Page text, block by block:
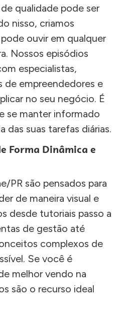
qualidade pode ser
nisso, criamos
ouvir em qualquer
Nossos episódios
especialistas,
de empreendedores e
no seu negócio. É
se manter informado
das suas tarefas diárias.
Forma Dinâmica e
PR são pensados para
de maneira visual e
desde tutoriais passo a
de gestão até
complexos de
Se você é
melhor vendo na
são o recurso ideal